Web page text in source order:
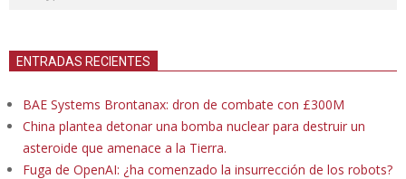
ENTRADAS RECIENTES
BAE Systems Brontanax: dron de combate con £300M
China plantea detonar una bomba nuclear para destruir un
asteroide que amenace a la Tierra.
Fuga de OpenAI: ¿ha comenzado la insurrección de los robots?